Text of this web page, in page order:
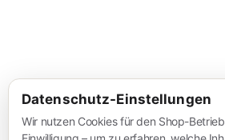
Datenschutz-Einstellungen
Wir nutzen Cookies für den Shop-